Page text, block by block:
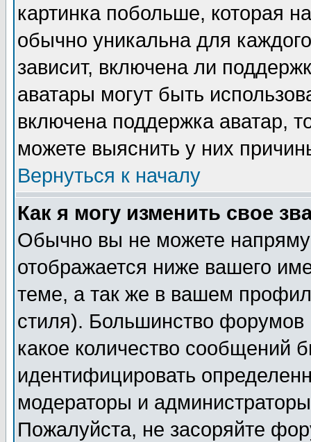
картинка побольше, которая
обычно уникальна для
зависит, включена ли
аватары могут быть
включена поддержка аватар,
можете выяснить у них
Вернуться к началу
Как я могу изменить свое
Обычно вы не можете
отображается ниже вашего
теме, а так же в вашем
стиля). Большинство форумов
какое количество сообщений
идентифицировать
модераторы и
Пожалуйста, не засоряйте